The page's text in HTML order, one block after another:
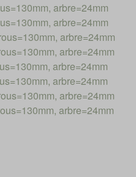
arbre=24mm
arbre=24mm
arbre=24mm
arbre=24mm
arbre=24mm
arbre=24mm
arbre=24mm
arbre=24mm